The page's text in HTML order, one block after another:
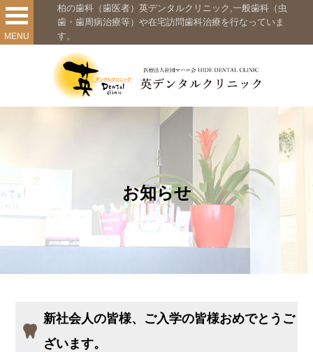
MENU
柏の歯科（歯医者）英デンタルクリニック,一般歯科（虫
歯・歯周病治療等）や在宅訪問歯科治療を行なっていま
す。
お知らせ
新社会人の皆様、ご入学の皆様おめでとうご
ざいます。